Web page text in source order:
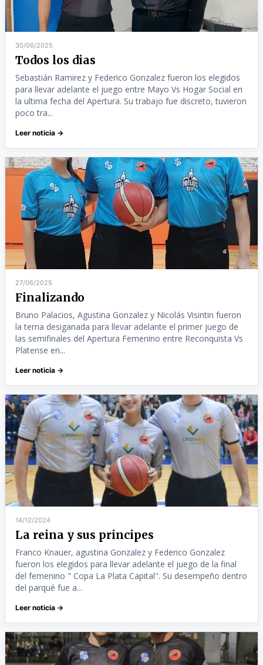
30/06/2025
Todos los dias
Sebastián Ramirez y Federico Gonzalez fueron los elegidos
para llevar adelante el juego entre Mayo Vs Hogar Social en
la ultima fecha del Apertura. Su trabajo fue discreto, tuvieron
poco tra...
Leer noticia →
27/06/2025
Finalizando
Bruno Palacios, Agustina Gonzalez y Nicolás Visintin fueron
la terna desiganada para llevar adelante el primer juego de
las semifinales del Apertura Femenino entre Reconquista Vs
Platense en...
Leer noticia →
14/12/2024
La reina y sus principes
Franco Knauer, agustina Gonzalez y Federico Gonzalez
fueron los elegidos para llevar adelante el juego de la final
del femenino " Copa La Plata Capital". Su desempeño dentro
del parqué fue a...
Leer noticia →